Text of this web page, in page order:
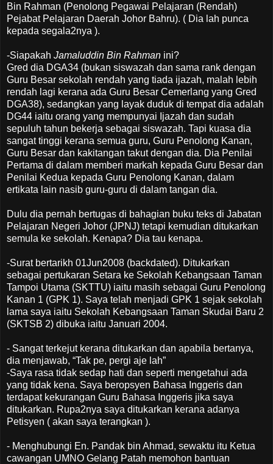
Bin Rahman (Penolong Pegawai Pelajaran (Rendah)
Pejabat Pelajaran Daerah Johor Bahru). ( Dia lah punca
kepada segala2nya ).
-Siapakah Jamaluddin Bin Rahman ini?
Gred dia DGA34 (bukan siswazah dan sama rank dengan
Guru Besar sekolah rendah yang tiada ijazah, malah lebih
rendah lagi kerana ada Guru Besar Cemerlang yang Gred
DGA38), sedangkan yang layak duduk di tempat dia adalah
DG44 iaitu orang yang mempunyai Ijazah dan sudah
sepuluh tahun bekerja sebagai siswazah. Tapi kuasa dia
sangat tinggi kerana semua guru, Guru Penolong Kanan,
Guru Besar dan kakitangan takut dengan dia. Dia Penilai
Pertama di dalam memberi markah kepada Guru Besar dan
Penilai Kedua kepada Guru Penolong Kanan, dalam
ertikata lain nasib guru-guru di dalam tangan dia.
Dulu dia pernah bertugas di bahagian buku teks di Jabatan
Pelajaran Negeri Johor (JPNJ) tetapi kemudian ditukarkan
semula ke sekolah. Kenapa? Dia tau kenapa.
-Surat bertarikh 01Jun2008 (backdated). Ditukarkan
sebagai pertukaran Setara ke Sekolah Kebangsaan Taman
Tampoi Utama (SKTTU) iaitu masih sebagai Guru Penolong
Kanan 1 (GPK 1). Saya telah menjadi GPK 1 sejak sekolah
lama saya iaitu Sekolah Kebangsaan Taman Skudai Baru 2
(SKTSB 2) dibuka iaitu Januari 2004.
- Sangat terkejut kerana ditukarkan dan apabila bertanya,
dia menjawab, “Tak pe, pergi aje lah”
-Saya rasa tidak sedap hati dan seperti mengetahui ada
yang tidak kena. Saya beropsyen Bahasa Inggeris dan
terdapat kekurangan Guru Bahasa Inggeris jika saya
ditukarkan. Rupa2nya saya ditukarkan kerana adanya
Petisyen ( akan saya terangkan ).
- Menghubungi En. Pandak bin Ahmad, sewaktu itu Ketua
cawangan UMNO Gelang Patah memohon bantuan